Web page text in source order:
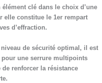
élément clé dans le choix d’une
elle constitue le 1er rempart
d’effraction.
de sécurité optimal, il est
pour une serrure multipoints
de renforcer la résistance